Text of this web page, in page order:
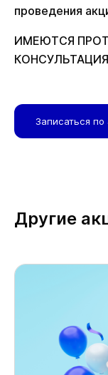
проведения
ИМЕЮТСЯ
Записаться по
Другие